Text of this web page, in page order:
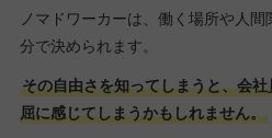
ノマドワーカーは、働く場所や人
分で決められます。
その自由さを知ってしまうと、会
屈に感じてしまうかもしれません。